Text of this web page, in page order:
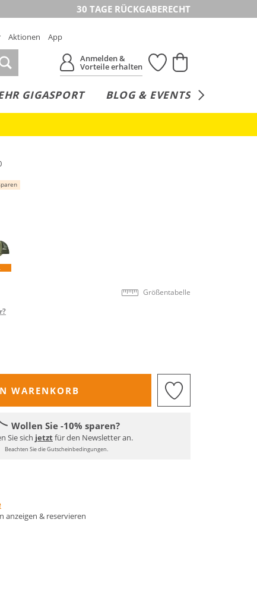
30 TAGE RÜCKGABERECHT
Aktionen
App
Anmelden &
Vorteile erhalten
GIGASPORT BLOG & EVENTS
Größentabelle
WARENKORB
Wollen Sie -10% sparen?
Sie sich jetztfür den Newsletter an.
Beachten Sie die Gutscheinbedingungen.
anzeigen & reservieren